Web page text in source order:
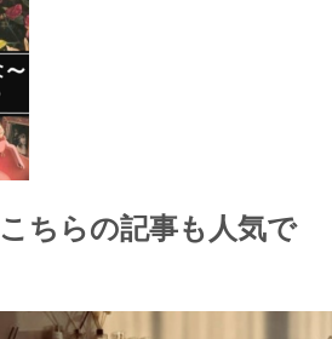
こちらの記事も人気で